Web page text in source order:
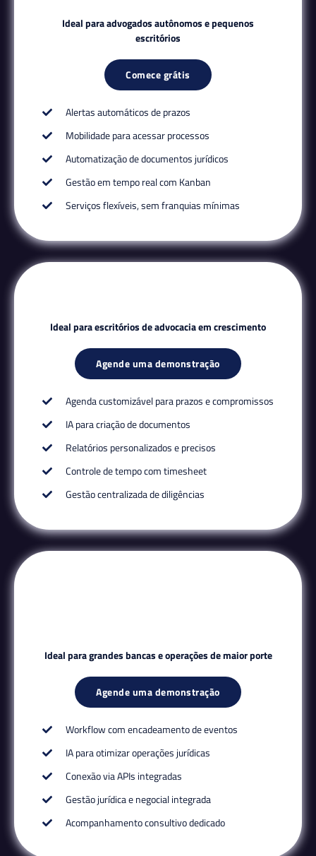
Ideal para advogados autônomos e pequenos
escritórios
Comece grátis
Alertas automáticos de prazos
Mobilidade para acessar processos
Automatização de documentos jurídicos
Gestão em tempo real com Kanban
Serviços flexíveis, sem franquias mínimas
Ideal para escritórios de advocacia em crescimento
Agende uma demonstração
Agenda customizável para prazos e compromissos
IA para criação de documentos
Relatórios personalizados e precisos
Controle de tempo com timesheet
Gestão centralizada de diligências
Ideal para grandes bancas e operações de maior porte
Agende uma demonstração
Workflow com encadeamento de eventos
IA para otimizar operações jurídicas
Conexão via APIs integradas
Gestão jurídica e negocial integrada
Acompanhamento consultivo dedicado